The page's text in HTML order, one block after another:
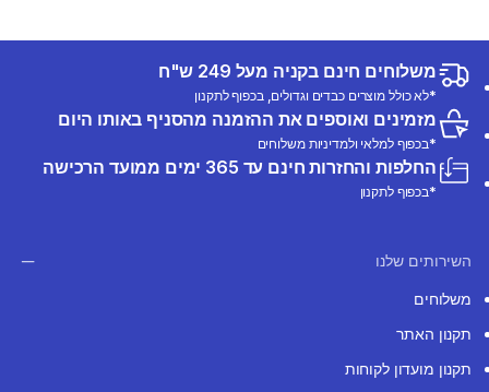
משלוחים חינם בקניה מעל 249 ש"ח
*לא כולל מוצרים כבדים וגדולים, בכפוף לתקנון
מזמינים ואוספים את ההזמנה מהסניף באותו היום
*בכפוף למלאי ולמדיניות משלוחים
החלפות והחזרות חינם עד 365 ימים ממועד הרכישה
*בכפוף לתקנון
השירותים שלנו
משלוחים
תקנון האתר
תקנון מועדון לקוחות